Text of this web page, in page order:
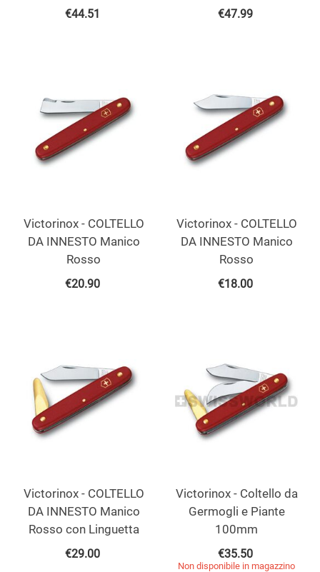
€44.51 €47.99
Victorinox - COLTELLO
DA INNESTO Manico
Rosso
€20.90
Victorinox - COLTELLO
DA INNESTO Manico
Rosso
€18.00
Victorinox - COLTELLO
DA INNESTO Manico
Rosso con Linguetta
€29.00
Victorinox - Coltello da
Germogli e Piante
100mm
€35.50
Non disponibile in magazzino